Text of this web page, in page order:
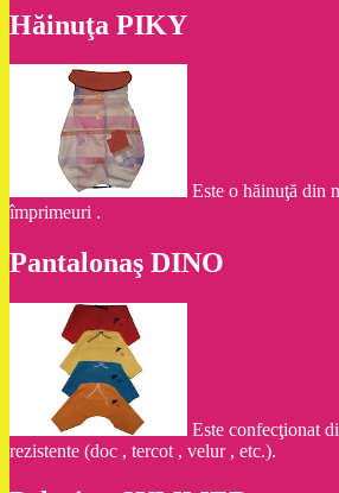
Hăinuţa PIKY
Este o hăinuţă din
împrimeuri .
Pantalonaş DINO
Este confecţionat
rezistente (doc , tercot , velur , etc.).